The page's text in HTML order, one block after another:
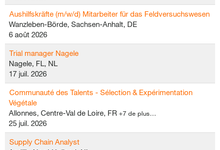
Aushilfskräfte (m/w/d) Mitarbeiter für das Feldversuchswesen
Wanzleben-Börde, Sachsen-Anhalt, DE
6 août 2026
Trial manager Nagele
Nagele, FL, NL
17 juil. 2026
Communauté des Talents - Sélection & Expérimentation
Végétale
Allonnes, Centre-Val de Loire, FR +7 de plus…
25 juil. 2026
Supply Chain Analyst